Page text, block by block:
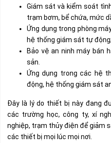
Giám sát và kiểm soát
trạm bơm, bể chứa, mức
Ứng dụng trong phòng
hệ thống giám sát tự động;
Bảo vệ an ninh máy bán
sản.
Ứng dụng trong các hệ
động, hệ thống giám sát
Đây là lý do thiết bị này đang
các trường học, công ty, xí
nghiệp, trạm thủy điện để giảm
các thiết bị mọi lúc mọi nơi.